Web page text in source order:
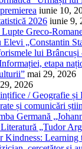
iunie 10,
2026 iunie 9,
Greco-
Elevi „Constantin
lui
etapa
mai 29, 2026
2026
/ Geografie și
și comunicări
Germană
„Tudor
Learning